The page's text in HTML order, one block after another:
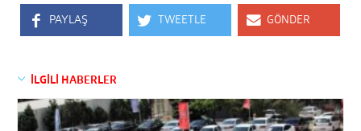
PAYLAŞ TWEETLE GÖNDER
İLGİLİ HABERLER